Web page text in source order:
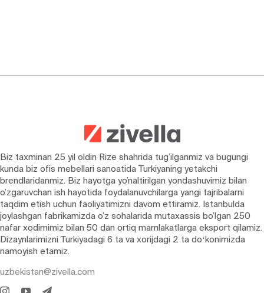
Biz taxminan 25 yil oldin Rize shahrida tug’ilganmiz va bugungi
kunda biz ofis mebellari sanoatida Turkiyaning yetakchi
brendlaridanmiz. Biz hayotga yo’naltirilgan yondashuvimiz bilan
o’zgaruvchan ish hayotida foydalanuvchilarga yangi tajribalarni
taqdim etish uchun faoliyatimizni davom ettiramiz. Istanbulda
joylashgan fabrikamizda o’z sohalarida mutaxassis bo’lgan 250
nafar xodimimiz bilan 50 dan ortiq mamlakatlarga eksport qilamiz.
Dizaynlarimizni Turkiyadagi 6 ta va xorijdagi 2 ta doʻkonimizda
namoyish etamiz.
uzbekistan@zivella.com